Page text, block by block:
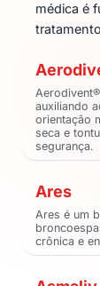
médica é
auxiliando
orientação
seca e
segurança.
Ares
Ares é um
crônica e